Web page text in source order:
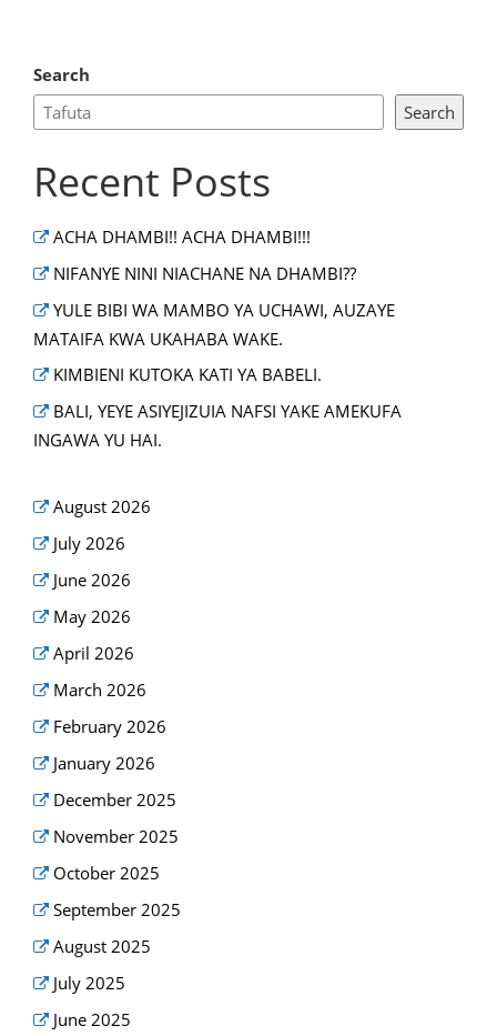
Search
Search
Recent Posts
ACHA DHAMBI!! ACHA DHAMBI!!!
NIFANYE NINI NIACHANE NA DHAMBI??
YULE BIBI WA MAMBO YA UCHAWI, AUZAYE
MATAIFA KWA UKAHABA WAKE.
KIMBIENI KUTOKA KATI YA BABELI.
BALI, YEYE ASIYEJIZUIA NAFSI YAKE AMEKUFA
INGAWA YU HAI.
August 2026
July 2026
June 2026
May 2026
April 2026
March 2026
February 2026
January 2026
December 2025
November 2025
October 2025
September 2025
August 2025
July 2025
June 2025